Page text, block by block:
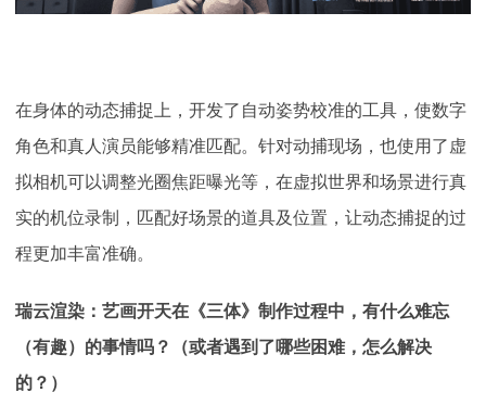
在身体的动态捕捉上，开发了自动姿势校准的工具，使数字
角色和真人演员能够精准匹配。针对动捕现场，也使用了虚
拟相机可以调整光圈焦距曝光等，在虚拟世界和场景进行真
实的机位录制，匹配好场景的道具及位置，让动态捕捉的过
程更加丰富准确。
瑞云渲染：艺画开天在《三体》制作过程中，有什么难忘
（有趣）的事情吗？（或者遇到了哪些困难，怎么解决
的？）